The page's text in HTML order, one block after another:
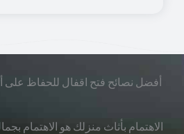
أفضل نصائح فتح اقفال للحفاظ على
الاهتمام بأثاث منزلك هو الاهتمام